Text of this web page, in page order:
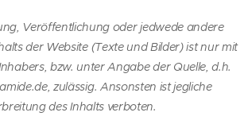
Veröffentlichung oder jedwede andere
der Website (Texte und Bilder) ist nur mit
bzw. unter Angabe der Quelle, d.h.
zulässig. Ansonsten ist jegliche
des Inhalts verboten.